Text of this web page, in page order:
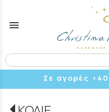
menu
Σε αγορές >40